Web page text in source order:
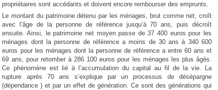
propriétaires sont accédants et doivent encore rembourser des emprunts.
Le montant du patrimoine détenu par les ménages, brut comme net, croît
avec l’âge de la personne de référence jusqu’à 70 ans, puis décroît
ensuite. Ainsi, le patrimoine net moyen passe de 37 400 euros pour les
ménages dont la personne de référence a moins de 30 ans à 340 600
euros pour les ménages dont la personne de référence a entre 60 ans et
69 ans, pour retomber à 286 100 euros pour les ménages les plus âgés.
Ce phénomène est lié à l’accumulation du capital au fil de la vie. La
rupture après 70 ans s’explique par un processus de désépargne
(dépendance ) et par un effet de génération. Ce sont des générations qui